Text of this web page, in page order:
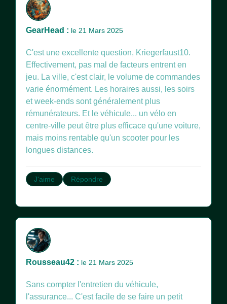
GearHead : le 21 Mars 2025
C'est une excellente question, Kriegerfaust10.
Effectivement, pas mal de facteurs entrent en
jeu. La ville, c'est clair, le volume de commandes
varie énormément. Les horaires aussi, les soirs
et week-ends sont généralement plus
rémunérateurs. Et le véhicule... un vélo en
centre-ville peut être plus efficace qu'une voiture,
mais moins rentable qu'un scooter pour les
longues distances.
J'aime Répondre
Rousseau42 : le 21 Mars 2025
Sans compter l'entretien du véhicule,
l'assurance... C'est facile de se faire un petit